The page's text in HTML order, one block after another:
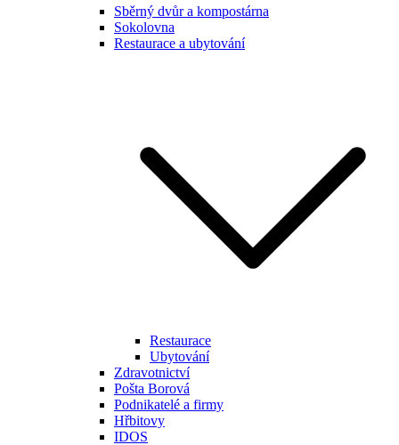
Sběrný dvůr a kompostárna
Sokolovna
Restaurace a ubytování
Restaurace
Ubytování
Zdravotnictví
Pošta Borová
Podnikatelé a firmy
Hřbitovy
IDOS